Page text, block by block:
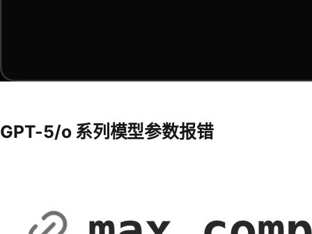
GPT-5/o 系列模型参数报错